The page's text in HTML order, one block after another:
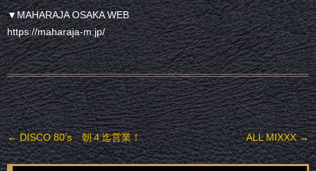
▼MAHARAJA OSAKA WEB
https://maharaja-m.jp/
投稿ナビゲーション
←DISCO 80’s 朝４迄営業！ ALL MIXXX→